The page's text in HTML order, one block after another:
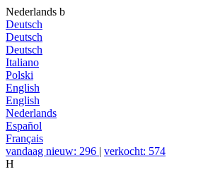
Nederlands b
Deutsch
Deutsch
Deutsch
Italiano
Polski
English
English
Nederlands
Español
Français
vandaag nieuw: 296 | verkocht: 574
H